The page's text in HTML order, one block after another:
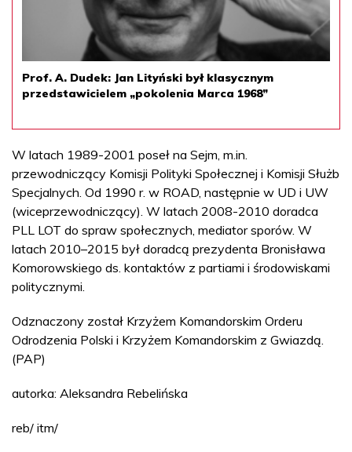
Prof. A. Dudek: Jan Lityński był klasycznym
przedstawicielem „pokolenia Marca 1968”
W latach 1989-2001 poseł na Sejm, m.in.
przewodniczący Komisji Polityki Społecznej i Komisji Służb
Specjalnych. Od 1990 r. w ROAD, następnie w UD i UW
(wiceprzewodniczący). W latach 2008-2010 doradca
PLL LOT do spraw społecznych, mediator sporów. W
latach 2010–2015 był doradcą prezydenta Bronisława
Komorowskiego ds. kontaktów z partiami i środowiskami
politycznymi.
Odznaczony został Krzyżem Komandorskim Orderu
Odrodzenia Polski i Krzyżem Komandorskim z Gwiazdą.
(PAP)
autorka: Aleksandra Rebelińska
reb/ itm/